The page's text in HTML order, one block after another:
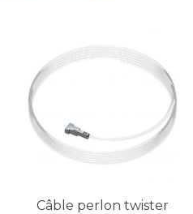
Câble perlon twister